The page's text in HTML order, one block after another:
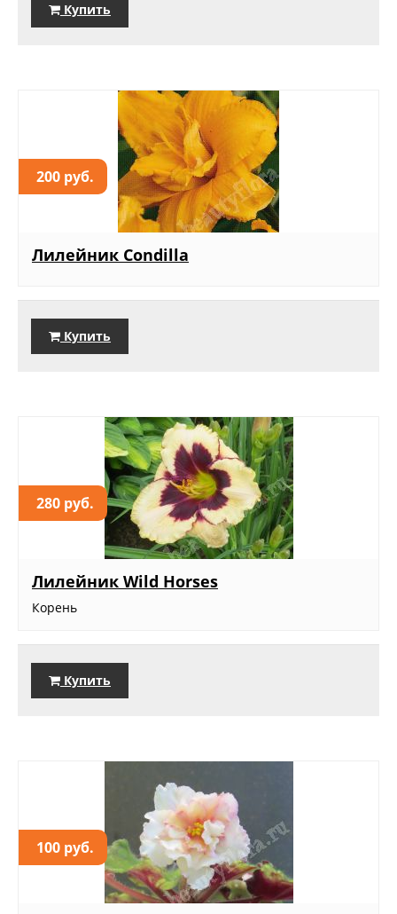
Купить
200 руб.
Лилейник Condilla
Купить
280 руб.
Лилейник Wild Horses
Корень
Купить
100 руб.